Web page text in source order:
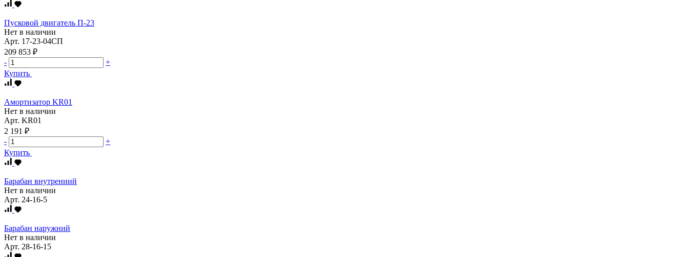
Пусковой двигатель П-23
Нет в наличии
Арт. 17-23-04СП
209 853 ₽
-
+
Купить
Амортизатор KR01
Нет в наличии
Арт. KR01
2 191 ₽
-
+
Купить
Барабан внутрениий
Нет в наличии
Арт. 24-16-5
Барабан наружний
Нет в наличии
Арт. 28-16-15